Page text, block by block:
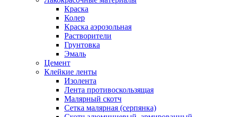
Краска
Колер
Краска аэрозольная
Растворители
Грунтовка
Эмаль
Цемент
Клейкие ленты
Изолента
Лента противоскользящая
Малярный скотч
Сетка малярная (серпянка)